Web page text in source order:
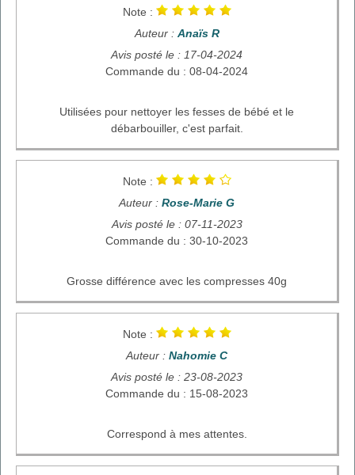
Note :
Auteur : Anaïs R
Avis posté le : 17-04-2024
Commande du : 08-04-2024
Utilisées pour nettoyer les fesses de bébé et le
débarbouiller, c'est parfait.
Note :
Auteur : Rose-Marie G
Avis posté le : 07-11-2023
Commande du : 30-10-2023
Grosse différence avec les compresses 40g
Note :
Auteur : Nahomie C
Avis posté le : 23-08-2023
Commande du : 15-08-2023
Correspond à mes attentes.